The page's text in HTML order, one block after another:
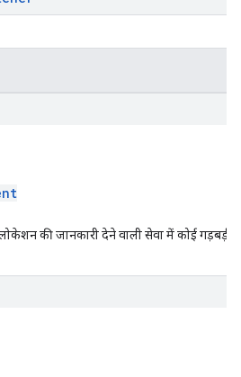
की जानकारी देने वाली सेवा में कोई गड़बड़ी